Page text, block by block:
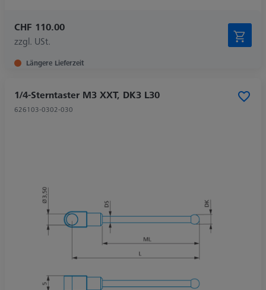
CHF 110.00
zzgl. USt.
Längere Lieferzeit
1/4-Sterntaster M3 XXT, DK3 L30
626103-0302-030